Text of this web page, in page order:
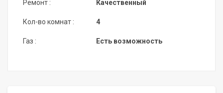
Ремонт :
Кол-во комнат :
Газ :
Качественный
4
Есть возможность